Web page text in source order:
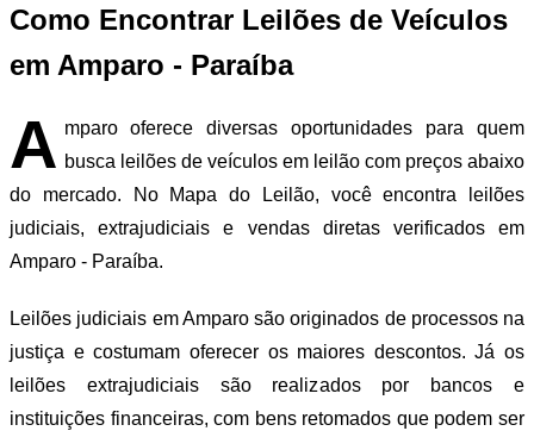
Como Encontrar Leilões de Veículos
em Amparo - Paraíba
A mparo oferece diversas oportunidades para quem
busca leilões de veículos em leilão com preços abaixo
do mercado. No Mapa do Leilão, você encontra leilões
judiciais, extrajudiciais e vendas diretas verificados em
Amparo - Paraíba.
Leilões judiciais em Amparo são originados de processos na
justiça e costumam oferecer os maiores descontos. Já os
leilões extrajudiciais são realizados por bancos e
instituições financeiras, com bens retomados que podem ser